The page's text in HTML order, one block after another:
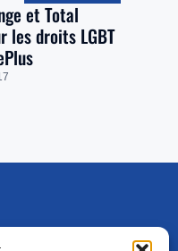
et Total
les droits LGBT